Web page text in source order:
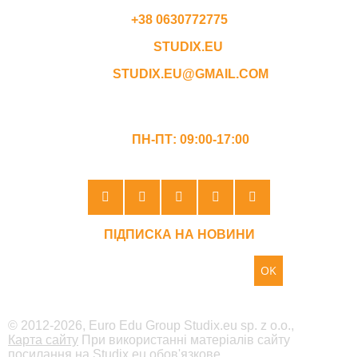
+38 0630772775
STUDIX.EU
STUDIX.EU@GMAIL.COM
ПН-ПТ: 09:00-17:00
ПІДПИСКА НА НОВИНИ
OK
© 2012-2026, Euro Edu Group Studix.eu sp. z o.o.,
Карта сайту При використанні матеріалів сайту